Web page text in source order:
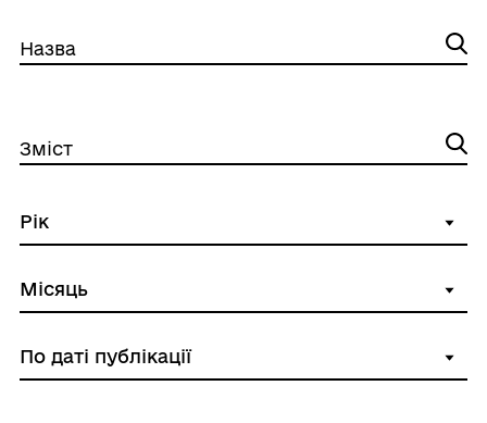
Назва
Зміст